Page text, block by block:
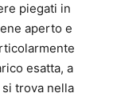
piegati in
aperto e
esatta, a
trova nella